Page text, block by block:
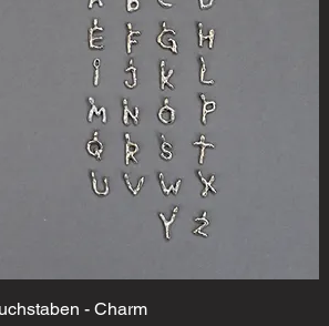
Schnellansicht
- Charm